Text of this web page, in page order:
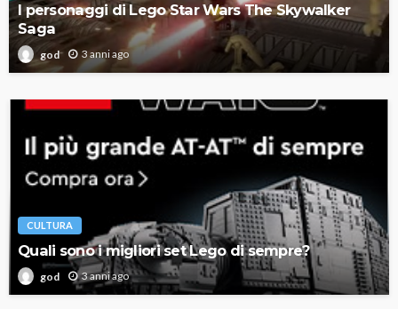
I personaggi di Lego Star Wars The Skywalker
Saga
god 3 anni ago
CULTURA
Quali sono i migliori set Lego di sempre?
god 3 anni ago